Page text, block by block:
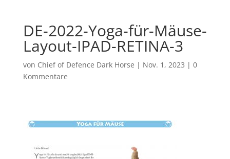
DE-2022-Yoga-für-Mäuse-
Layout-IPAD-RETINA-3
von Chief of Defence Dark Horse | Nov. 1, 2023 | 0
Kommentare